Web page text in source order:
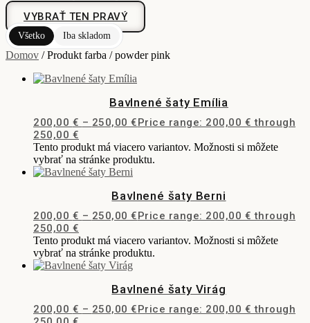
VYBRAŤ TEN PRAVÝ
Všetko Iba skladom
Domov / Produkt farba / powder pink
Bavlnené šaty Emília
200,00 € – 250,00 €Price range: 200,00 € through
250,00 €
Tento produkt má viacero variantov. Možnosti si môžete
vybrať na stránke produktu.
Bavlnené šaty Berni
200,00 € – 250,00 €Price range: 200,00 € through
250,00 €
Tento produkt má viacero variantov. Možnosti si môžete
vybrať na stránke produktu.
Bavlnené šaty Virág
200,00 € – 250,00 €Price range: 200,00 € through